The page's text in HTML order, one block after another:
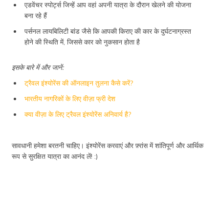
एडवेंचर स्पोर्ट्स जिन्हें आप वहां अपनी यात्रा के दौरान खेलने की योजना
बना रहे हैं
पर्सनल लायबिलिटी बांड जैसे कि आपकी किराए की कार के दुर्घटनाग्रस्त
होने की स्थिति में, जिससे कार को नुकसान होता है
इसके बारे में और जानें:
ट्रैवल इंश्योरेंस की ऑनलाइन तुलना कैसे करें?
भारतीय नागरिकों के लिए वीज़ा फ्री देश
क्या वीज़ा के लिए ट्रैवल इंश्योरेंस अनिवार्य है?
सावधानी हमेशा बरतनी चाहिए। इंश्योरेंस करवाएं और फ़्रांस में शांतिपूर्ण और आर्थिक
रूप से सुरक्षित यात्रा का आनंद लें! :)